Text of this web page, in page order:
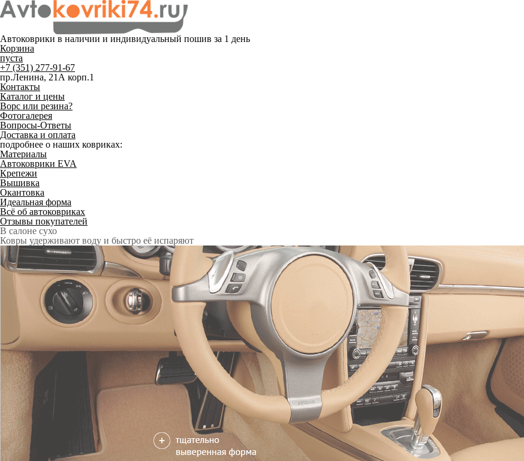
Автоковрики в наличии и индивидуальный пошив за 1 день
Корзина
пуста
+7 (351) 277-91-67
пр.Ленина, 21А корп.1
Контакты
Каталог и цены
Ворс или резина?
Фотогалерея
Вопросы-Ответы
Доставка и оплата
подробнее о наших ковриках:
Материалы
Автоковрики EVA
Крепежи
Вышивка
Окантовка
Идеальная форма
Всё об автоковриках
Отзывы покупателей
Служат до 10 лет
Только качественные российские материалы